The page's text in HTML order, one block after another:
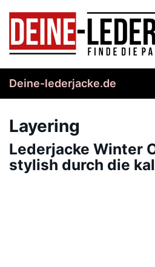
content
Deine-lederjacke.de
Layering
Lederjacke Winter
stylish durch die